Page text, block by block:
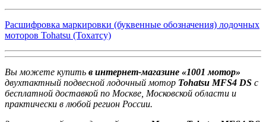
Расшифровка маркировки (буквенные обозначения) лодочных
моторов Tohatsu (Тохатсу)
Вы можете купить в интернет-магазине «1001 мотор»
двухтактный подвесной лодочный мотор Tohatsu MFS4 DS с
бесплатной доставкой по Москве, Московской области и
практически в любой регион России.